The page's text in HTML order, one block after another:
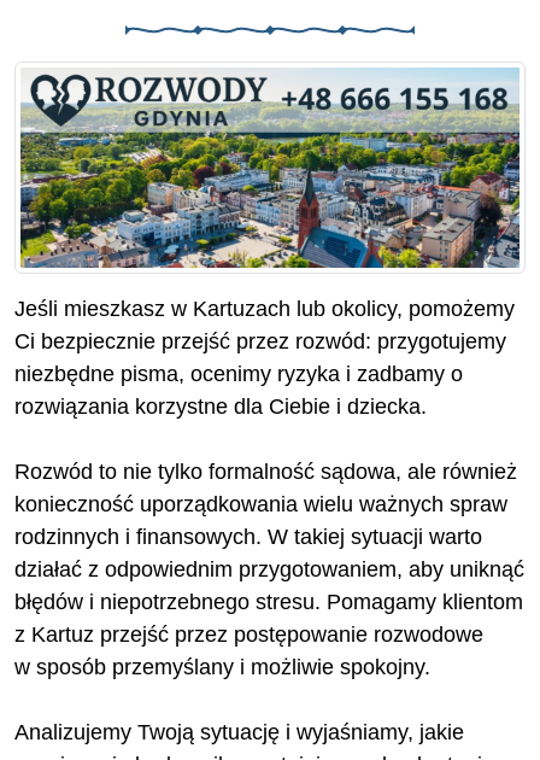
Jeśli mieszkasz w Kartuzach lub okolicy, pomożemy
Ci bezpiecznie przejść przez rozwód: przygotujemy
niezbędne pisma, ocenimy ryzyka i zadbamy o
rozwiązania korzystne dla Ciebie i dziecka.
Rozwód to nie tylko formalność sądowa, ale również
konieczność uporządkowania wielu ważnych spraw
rodzinnych i finansowych. W takiej sytuacji warto
działać z odpowiednim przygotowaniem, aby uniknąć
błędów i niepotrzebnego stresu. Pomagamy klientom
z Kartuz przejść przez postępowanie rozwodowe
w sposób przemyślany i możliwie spokojny.
Analizujemy Twoją sytuację i wyjaśniamy, jakie